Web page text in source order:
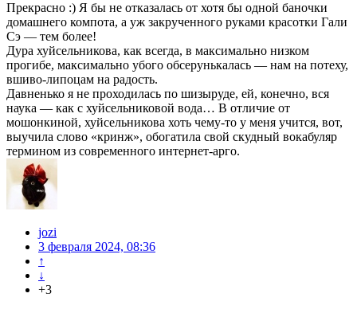
Прекрасно :) Я бы не отказалась от хотя бы одной баночки
домашнего компота, а уж закрученного руками красотки Гали
Сэ — тем более!
Дура хуйсельникова, как всегда, в максимально низком
прогибе, максимально убого обсерунькалась — нам на потеху,
вшиво-липоцам на радость.
Давненько я не проходилась по шизыруде, ей, конечно, вся
наука — как с хуйсельниковой вода… В отличие от
мошонкиной, хуйсельникова хоть чему-то у меня учится, вот,
выучила слово «кринж», обогатила свой скудный вокабуляр
термином из современного интернет-арго.
jozi
3 февраля 2024, 08:36
↑
↓
+3